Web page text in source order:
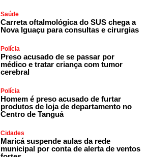
Saúde
Carreta oftalmológica do SUS chega a
Nova Iguaçu para consultas e cirurgias
Polícia
Preso acusado de se passar por
médico e tratar criança com tumor
cerebral
Polícia
Homem é preso acusado de furtar
produtos de loja de departamento no
Centro de Tanguá
Cidades
Maricá suspende aulas da rede
municipal por conta de alerta de ventos